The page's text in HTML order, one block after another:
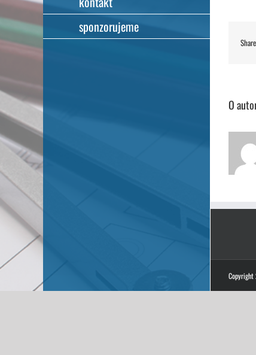
sponzorujeme
O
Copyright